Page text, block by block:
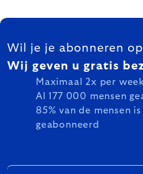
FOOTER
Wil je je abonneren
Wij geven u gratis
Maximaal 2x per week
Al 177 000 mensen
85% van de mensen
geabonneerd